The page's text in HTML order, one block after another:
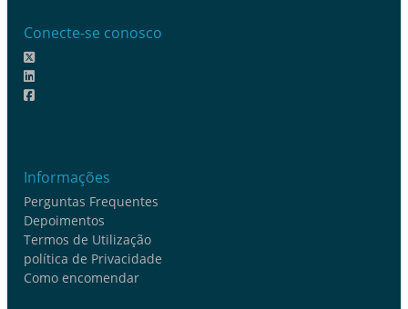
Conecte-se conosco
Informações
Perguntas Frequentes
Depoimentos
Termos de Utilização
política de Privacidade
Como encomendar